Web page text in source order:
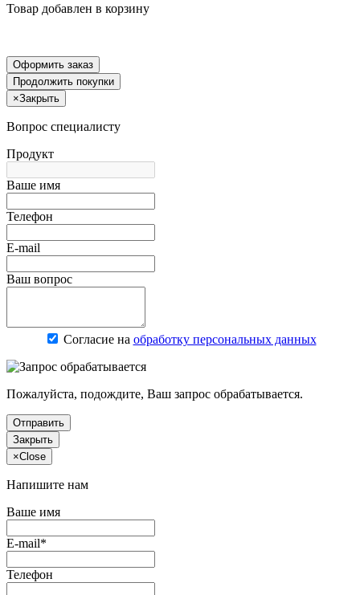
Товар добавлен в корзину
Оформить заказ
Продолжить покупки
×Закрыть
Вопрос специалисту
Продукт
Ваше имя
Телефон
E-mail
Ваш вопрос
Согласие на обработку персональных данных
Пожалуйста, подождите, Ваш запрос обрабатывается.
Отправить
Закрыть
×Close
Напишите нам
Ваше имя
E-mail*
Телефон